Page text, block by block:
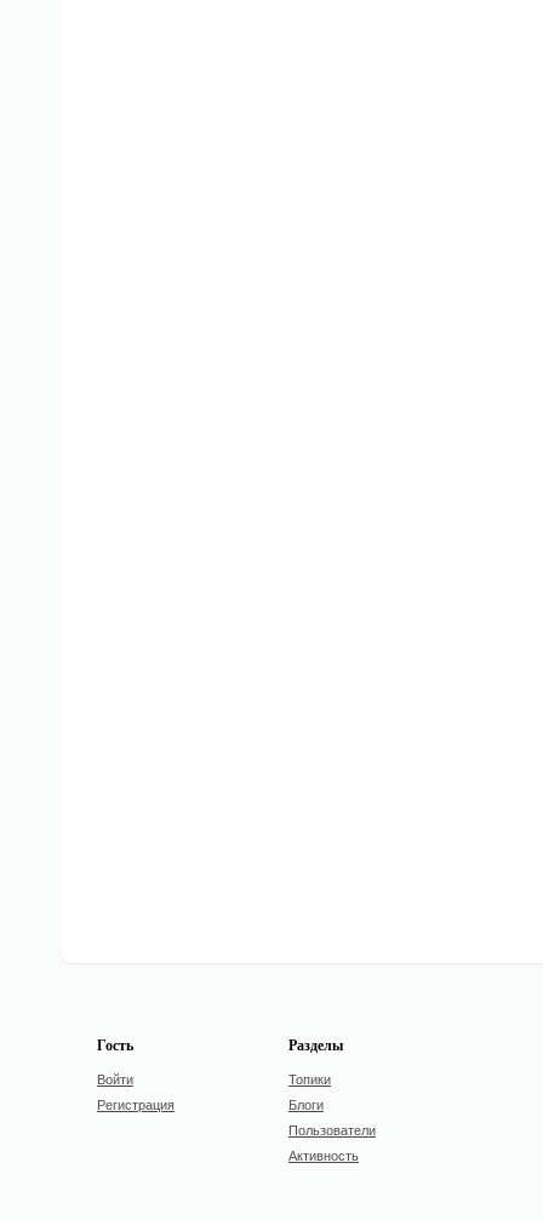
Гость
Войти
Регистрация
Разделы
Топики
Блоги
Пользователи
Активность